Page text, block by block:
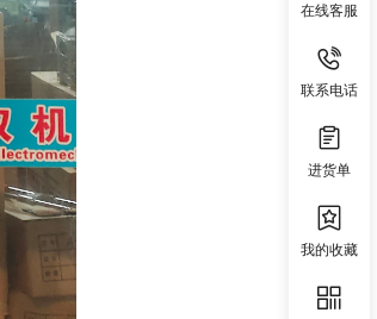
在线客服
联系电话
进货单
我的收藏